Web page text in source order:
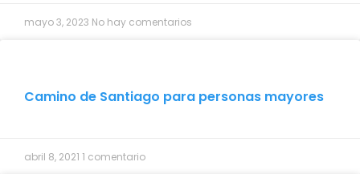
mayo 3, 2023 No hay comentarios
Camino de Santiago para personas mayores
abril 8, 2021 1 comentario